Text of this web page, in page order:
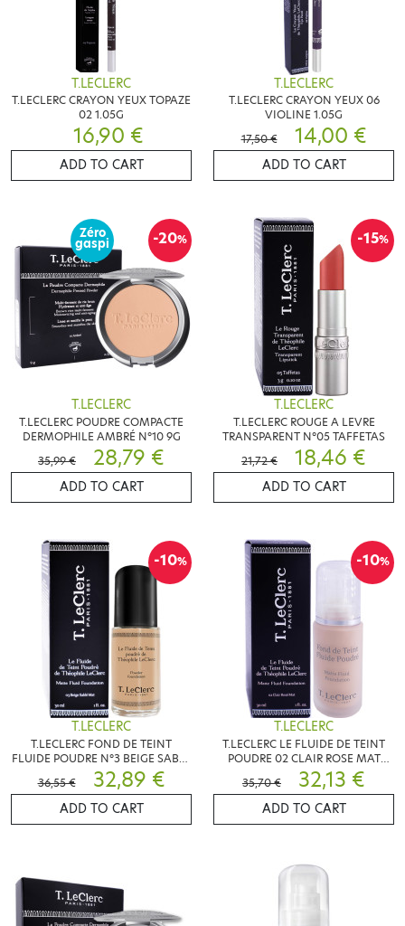
T.LECLERC
T.LECLERC CRAYON YEUX TOPAZE
02 1.05G
16,90 €
ADD TO CART
T.LECLERC
T.LECLERC CRAYON YEUX 06
VIOLINE 1.05G
17,50 €
14,00 €
ADD TO CART
-20%
Zéro
gaspi
T.LECLERC
T.LECLERC POUDRE COMPACTE
DERMOPHILE AMBRÉ N°10 9G
35,99 €
28,79 €
ADD TO CART
-15%
T.LECLERC
T.LECLERC ROUGE A LEVRE
TRANSPARENT N°05 TAFFETAS
21,72 €
18,46 €
ADD TO CART
-10%
T.LECLERC
T.LECLERC FOND DE TEINT
FLUIDE POUDRE N°3 BEIGE SABLE
MAT
36,55 € 32,89 €
ADD TO CART
-10%
T.LECLERC
T.LECLERC LE FLUIDE DE TEINT
POUDRE 02 CLAIR ROSE MAT
30ML
35,70 € 32,13 €
ADD TO CART